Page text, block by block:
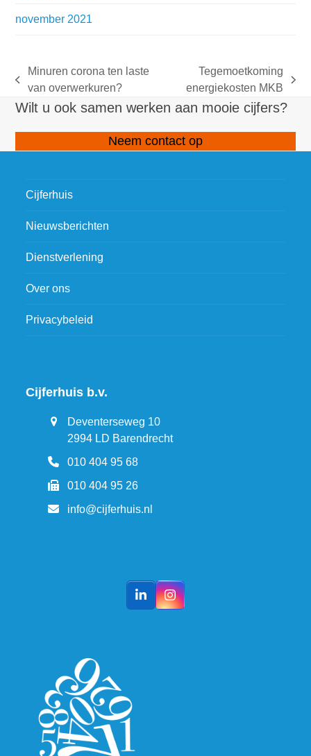
november 2021
previous
post:
Minuren corona ten laste
van overwerkuren?
next
post:
Tegemoetkoming
energiekosten MKB
Wilt u ook samen werken aan mooie cijfers?
Neem contact op
Cijferhuis
Nieuwsberichten
Dienstverlening
Over ons
Privacybeleid
Cijferhuis b.v.
Deventerseweg 10
2994 LD Barendrecht
010 404 95 68
010 404 95 26
info@cijferhuis.nl
LinkedInInstagram